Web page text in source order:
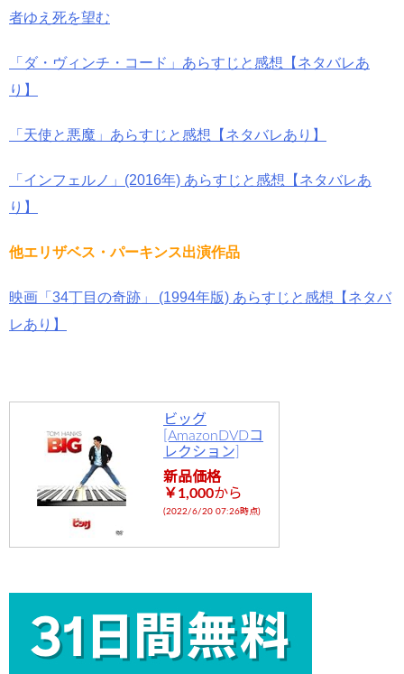
者ゆえ死を望む
「ダ・ヴィンチ・コード」あらすじと感想【ネタバレあ
り】
「天使と悪魔」あらすじと感想【ネタバレあり】
「インフェルノ」(2016年) あらすじと感想【ネタバレあ
り】
他エリザベス・パーキンス出演作品
映画「34丁目の奇跡」 (1994年版) あらすじと感想【ネタバ
レあり】
ビッグ
[AmazonDVDコ
レクション]
新品価格
￥1,000から
(2022/6/20 07:26時点)